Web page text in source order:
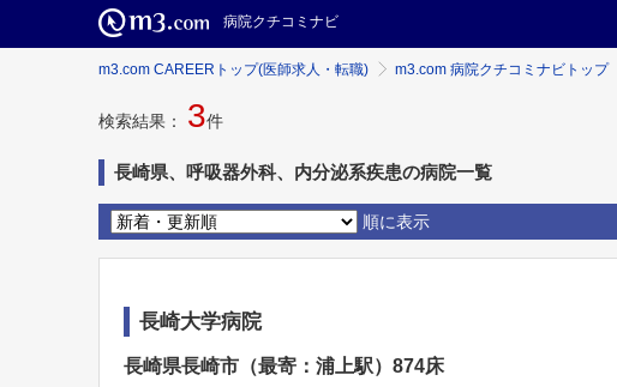
病院クチコミナビ
m3.com CAREERトップ(医師求人・転職) m3.com 病院クチコミナビトップ
検索結果： 3件
長崎県、呼吸器外科、内分泌系疾患の病院一覧
順に表示
長崎大学病院
長崎県長崎市（最寄：浦上駅）874床